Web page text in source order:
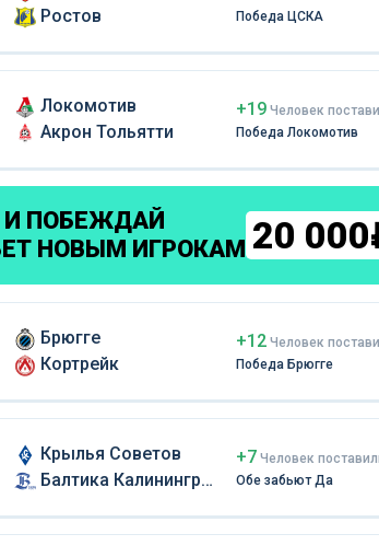
Ростов
Победа ЦСКА
Локомотив
Акрон Тольятти
+19 Человек
Победа Локомотив
И ПОБЕЖДАЙ
НОВЫМ ИГРОКАМ 20
Брюгге
Кортрейк
+12 Человек
Победа Брюгге
Крылья Советов
Балтика Калининград
+7 Человек
Обе забьют Да